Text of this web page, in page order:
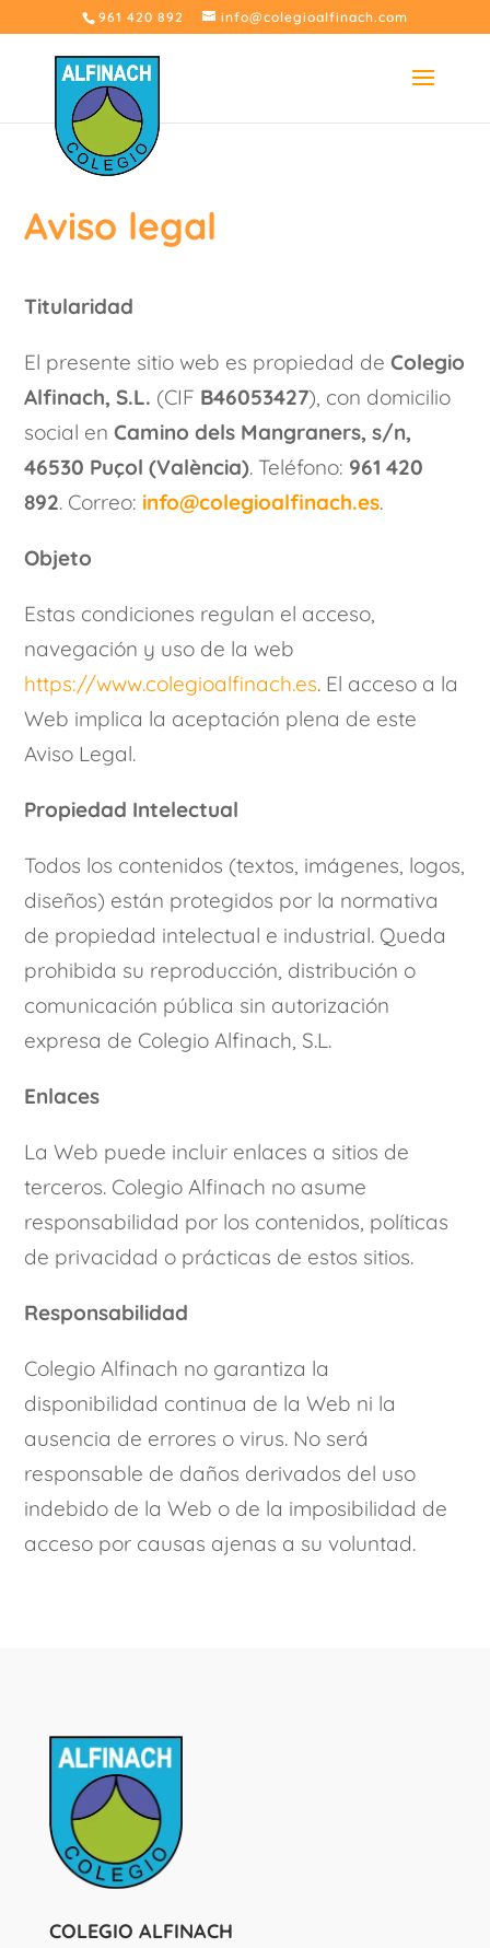
961 420 892 info@colegioalfinach.com
Aviso legal
Titularidad
El presente sitio web es propiedad deColegio
Alfinach, S.L. (CIF B46053427), con domicilio
social enCamino dels Mangraners, s/n,
46530 Puçol (València). Teléfono: 961 420
892. Correo: info@colegioalfinach.es.
Objeto
Estas condiciones regulan el acceso,
navegación y uso de la web
https://www.colegioalfinach.es. El acceso a la
Web implica la aceptación plena de este
Aviso Legal.
Propiedad Intelectual
Todos los contenidos (textos, imágenes, logos,
diseños) están protegidos por la normativa
de propiedad intelectual e industrial. Queda
prohibida su reproducción, distribución o
comunicación pública sin autorización
expresa de Colegio Alfinach, S.L.
Enlaces
La Web puede incluir enlaces a sitios de
terceros. Colegio Alfinach no asume
responsabilidad por los contenidos, políticas
de privacidad o prácticas de estos sitios.
Responsabilidad
Colegio Alfinach no garantiza la
disponibilidad continua de la Web ni la
ausencia de errores o virus. No será
responsable de daños derivados del uso
indebido de la Web o de la imposibilidad de
acceso por causas ajenas a su voluntad.
COLEGIO ALFINACH